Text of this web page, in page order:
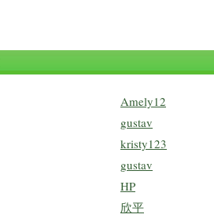
Amely12
gustav
kristy123
gustav
HP
欣平